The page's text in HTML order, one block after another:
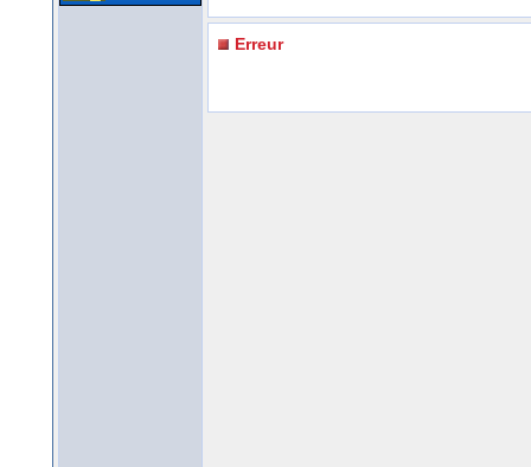
Erreur